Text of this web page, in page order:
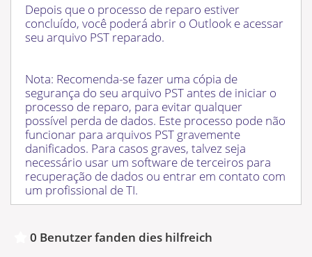
Depois que o processo de reparo estiver
concluído, você poderá abrir o Outlook e acessar
seu arquivo PST reparado.
Nota: Recomenda-se fazer uma cópia de
segurança do seu arquivo PST antes de iniciar o
processo de reparo, para evitar qualquer
possível perda de dados. Este processo pode não
funcionar para arquivos PST gravemente
danificados. Para casos graves, talvez seja
necessário usar um software de terceiros para
recuperação de dados ou entrar em contato com
um profissional de TI.
0 Benutzer fanden dies hilfreich